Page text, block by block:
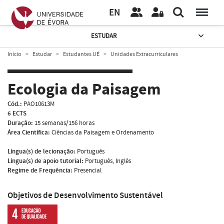
EN
ESTUDAR
Início Estudar Estudantes UÉ Unidades Extracurriculares
Ecologia da Paisagem
Cód.: PAO10613M
6 ECTS
Duração: 15 semanas/156 horas
Área Científica: Ciências da Paisagem e Ordenamento
Língua(s) de lecionação: Português
Língua(s) de apoio tutorial: Português, Inglês
Regime de Frequência: Presencial
Objetivos de Desenvolvimento Sustentável